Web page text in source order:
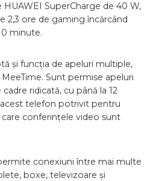
SuperCharge de 40 W,
2,3 ore de gaming încărcând
minute.
și funcția de apeluri multiple,
Sunt permise apeluri
ridicată, cu până la 12
telefon potrivit pentru
conferințele video sunt
conexiuni între mai multe
boxe, televizoare și